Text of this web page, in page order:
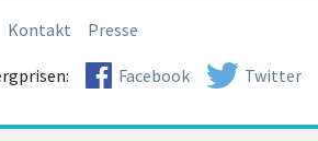
Kontakt Presse
Facebook Twitter